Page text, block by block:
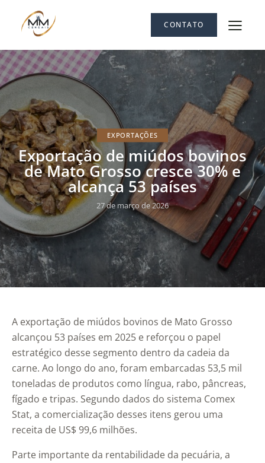
CONTATO
EXPORTAÇÕES
Exportação de miúdos bovinos
de Mato Grosso cresce 30% e
alcança 53 países
27 de março de 2026
A exportação de miúdos bovinos de Mato Grosso
alcançou 53 países em 2025 e reforçou o papel
estratégico desse segmento dentro da cadeia da
carne. Ao longo do ano, foram embarcadas 53,5 mil
toneladas de produtos como língua, rabo, pâncreas,
fígado e tripas. Segundo dados do sistema Comex
Stat, a comercialização desses itens gerou uma
receita de US$ 99,6 milhões.
Parte importante da rentabilidade da pecuária, a